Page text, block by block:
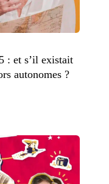
: et s’il existait
autonomes ?